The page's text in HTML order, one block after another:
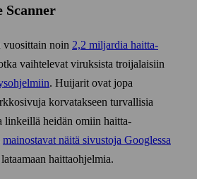
Scanner
vuosittain noin 2,2 miljardia haitta­
vaihtelevat viruksista troijalaisiin
. Huijarit ovat jopa
korvatakseen turvallisia
linkeillä heidän omiin haitta­
mainostavat näitä sivustoja Googlessa
haitta­ohjelmia.